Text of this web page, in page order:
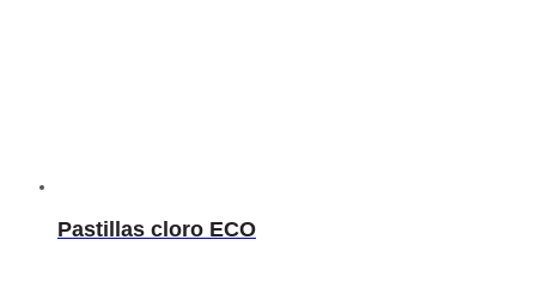
Pastillas cloro ECO